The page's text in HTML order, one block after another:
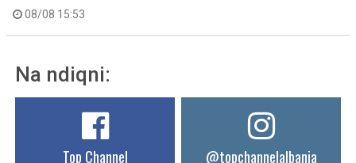
08/08 15:53
Na ndiqni:
Top Channel @topchannelalbania